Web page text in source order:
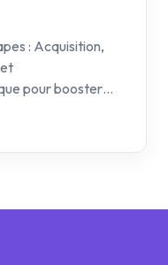
: Acquisition,
pour booster